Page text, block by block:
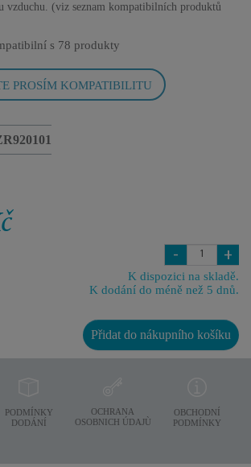
vzduchu. (viz seznam kompatibilních produktů
s 78 produkty
PROSÍM KOMPATIBILITU
- +
K dispozici na skladě.
K dodání do méně než 5 dnů.
Přidat do nákupního košíku
PODMÍNKY
DODÁNÍ
OCHRANA
OSOBNICH ÚDAJÙ
OBCHODNÍ
PODMÍNKY